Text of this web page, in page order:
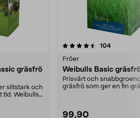
gräsfrö
slitstark och
tid. Weibulls
104
Fröer
Weibulls Basic
Prisvärt och
gräsfrö som ger en fin
99,90
5.0 av 5 stjärnor